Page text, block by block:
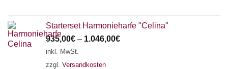
Starterset Harmonieharfe "Celina"
935,00€ – 1.046,00€
inkl. MwSt.
zzgl. Versandkosten